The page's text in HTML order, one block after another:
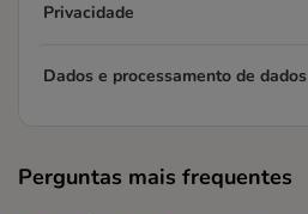
Privacidade
Dados e processamento de dados
Perguntas mais frequentes